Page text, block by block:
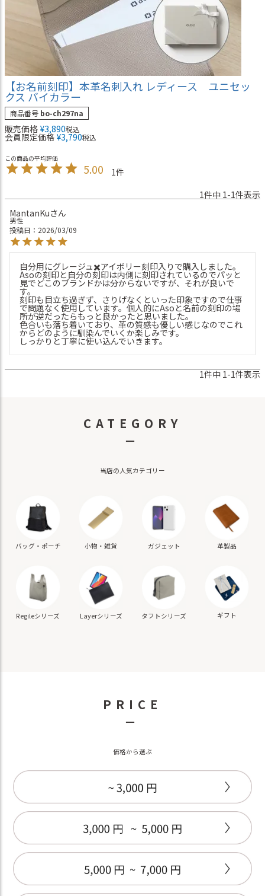
【お名前刻印】本革名刺入れ レディース ユニセッ
クス バイカラー
商品番号 bo-ch297na
販売価格 ¥3,890税込
会員限定価格 ¥3,790税込
5.00
1
1件中 1-1件表示
MantanKu
男性
投稿日
2026/03/09
自分用にグレージュ✖️アイボリー刻印入りで購入しました。
Asoの刻印と自分の刻印は内側に刻印されているのでパッと
見でどこのブランドかは分からないですが、それが良いで
す。
刻印も目立ち過ぎず、さりげなくといった印象ですので仕事
で問題なく使用しています。個人的にAsoと名前の刻印の場
所が逆だったらもっと良かったと思いました。
色合いも落ち着いており、革の質感も優しい感じなのでこれ
からどのように馴染んでいくか楽しみです。
しっかりと丁寧に使い込んでいきます。
1件中 1-1件表示
CATEGORY
－
当店の人気カテゴリー
バッグ・ポーチ 小物・雑貨 ガジェット 革製品
Regileシリーズ Layerシリーズ タフトシリーズ ギフト
PRICE
－
価格から選ぶ